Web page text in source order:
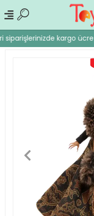
siparişlerinizde kargo